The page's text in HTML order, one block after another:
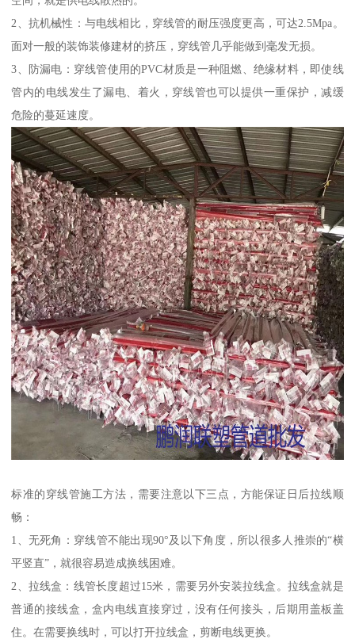
2、抗机械性：与电线相比，穿线管的耐压强度更高，可达2.5Mpa。
面对一般的装饰装修建材的挤压，穿线管几乎能做到毫发无损。
3、防漏电：穿线管使用的PVC材质是一种阻燃、绝缘材料，即使线
管内的电线发生了漏电、着火，穿线管也可以提供一重保护，减缓
危险的蔓延速度。
标准的穿线管施工方法，需要注意以下三点，方能保证日后拉线顺
畅：
1、无死角：穿线管不能出现90°及以下角度，所以很多人推崇的“横
平竖直”，就很容易造成换线困难。
2、拉线盒：线管长度超过15米，需要另外安装拉线盒。拉线盒就是
普通的接线盒，盒内电线直接穿过，没有任何接头，后期用盖板盖
住。在需要换线时，可以打开拉线盒，剪断电线更换。